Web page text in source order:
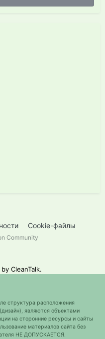
Cookie-файлы
Community
CleanTalk.
структура расположения
являются объектами
на сторонние ресурсы и сайты
материалов сайта без
НЕ ДОПУСКАЕТСЯ.